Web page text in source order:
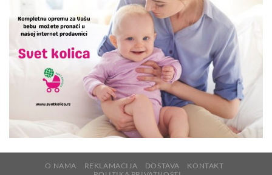
O NAMA REKLAMACIJA DOSTAVA
KONTAKT